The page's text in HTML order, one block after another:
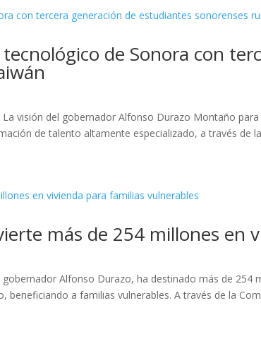
de Sonora con
visión del gobernador Alfonso Durazo Montaño
de talento altamente especializado, a través de
más de 254 millones en
Alfonso Durazo, ha destinado más de
beneficiando a familias vulnerables. A través de la